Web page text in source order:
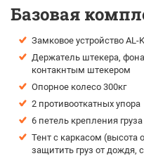
Базовая
Замковое устройство
Держатель штекера,
контакнтым штекером
Опорное колесо 300кг
2 противооткатных упора
6 петель крепления груза
Тент с каркасом (высота
защитить груз от дождя,